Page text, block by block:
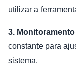
utilizar a
3.
constante para
sistema.